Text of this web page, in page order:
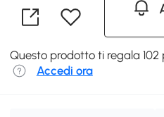
Questo prodotto ti regala 102
Accedi ora